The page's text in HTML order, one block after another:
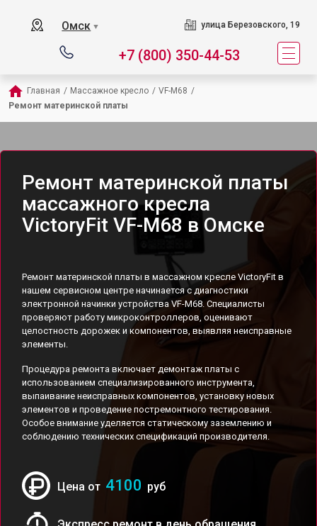
Омск ▼ улица Березовского, 19
+7 (800) 350-44-53
Главная / Массажное кресло / VF-M68 /
Ремонт материнской платы
Ремонт материнской платы
массажного кресла
VictoryFit VF-M68 в Омске
Ремонт материнской платы в массажном кресле VictoryFit в
нашем сервисном центре начинается с диагностики
электронной начинки устройства VF-M68. Специалисты
проверяют работу микроконтроллеров, оценивают
целостность дорожек и компонентов, выявляя неисправные
элементы.
Процедура ремонта включает демонтаж платы с
использованием специализированного инструмента,
выпаивание неисправных компонентов, установку новых
элементов и проведение постремонтного тестирования.
Особое внимание уделяется статическому заземлению и
соблюдению технических спецификаций производителя.
Цена от 4100 руб